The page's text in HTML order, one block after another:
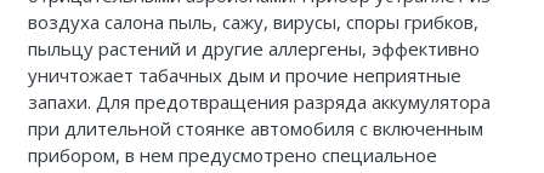
воздуха салона пыль, сажу, вирусы, споры грибков,
пыльцу растений и другие аллергены, эффективно
уничтожает табачных дым и прочие неприятные
запахи. Для предотвращения разряда аккумулятора
при длительной стоянке автомобиля с включенным
прибором, в нем предусмотрено специальное
Экспресс-тесты Covid 19
Акупунктурные иглы
Санитарные приспособления